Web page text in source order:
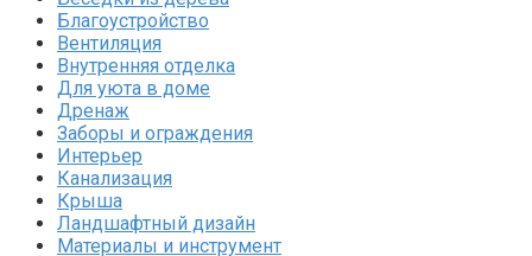
Благоустройство
Вентиляция
Внутренняя отделка
Для уюта в доме
Дренаж
Заборы и ограждения
Интерьер
Канализация
Крыша
Ландшафтный дизайн
Материалы и инструмент